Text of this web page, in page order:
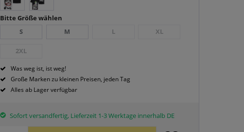
Bitte Größe wählen
S
M L XL
2XL
Was weg ist, ist weg!
Große Marken zu kleinen Preisen, jeden Tag
Alles ab Lager verfügbar
Sofort versandfertig, Lieferzeit 1-3 Werktage innerhalb DE